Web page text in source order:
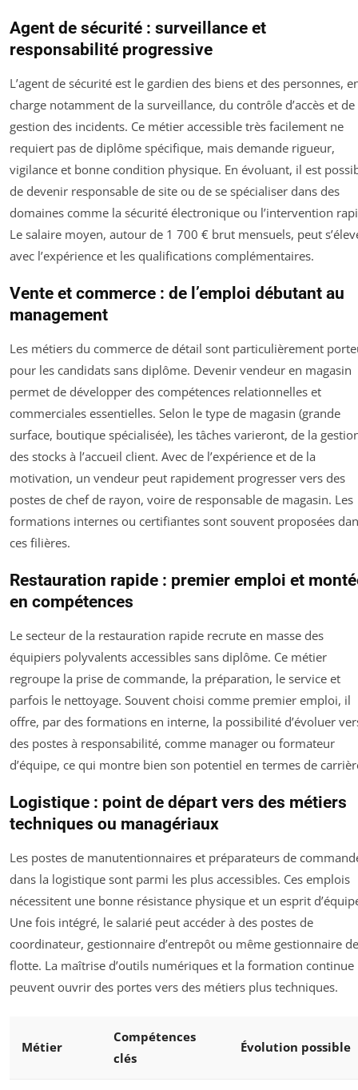
Agent de sécurité : surveillance et
responsabilité progressive
L’agent de sécurité est le gardien des biens et des personnes,
charge notamment de la surveillance, du contrôle d’accès et de
gestion des incidents. Ce métier accessible très facilement ne
requiert pas de diplôme spécifique, mais demande rigueur,
vigilance et bonne condition physique. En évoluant, il est
de devenir responsable de site ou de se spécialiser dans des
domaines comme la sécurité électronique ou l’intervention
Le salaire moyen, autour de 1 700 € brut mensuels, peut
avec l’expérience et les qualifications complémentaires.
Vente et commerce : de l’emploi débutant au
management
Les métiers du commerce de détail sont particulièrement
pour les candidats sans diplôme. Devenir vendeur en magasin
permet de développer des compétences relationnelles et
commerciales essentielles. Selon le type de magasin (grande
surface, boutique spécialisée), les tâches varieront, de la
des stocks à l’accueil client. Avec de l’expérience et de la
motivation, un vendeur peut rapidement progresser vers des
postes de chef de rayon, voire de responsable de magasin. Les
formations internes ou certifiantes sont souvent proposées
ces filières.
Restauration rapide : premier emploi et
en compétences
Le secteur de la restauration rapide recrute en masse des
équipiers polyvalents accessibles sans diplôme. Ce métier
regroupe la prise de commande, la préparation, le service et
parfois le nettoyage. Souvent choisi comme premier emploi, il
offre, par des formations en interne, la possibilité d’évoluer
des postes à responsabilité, comme manager ou formateur
d’équipe, ce qui montre bien son potentiel en termes de
Logistique : point de départ vers des métiers
techniques ou managériaux
Les postes de manutentionnaires et préparateurs de
dans la logistique sont parmi les plus accessibles. Ces emplois
nécessitent une bonne résistance physique et un esprit
Une fois intégré, le salarié peut accéder à des postes de
coordinateur, gestionnaire d’entrepôt ou même gestionnaire de
flotte. La maîtrise d’outils numériques et la formation continue
peuvent ouvrir des portes vers des métiers plus techniques.
Métier
Compétences
clés
Évolution possible